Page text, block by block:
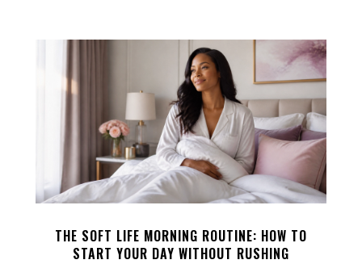
THE SOFT LIFE MORNING ROUTINE: HOW TO
START YOUR DAY WITHOUT RUSHING